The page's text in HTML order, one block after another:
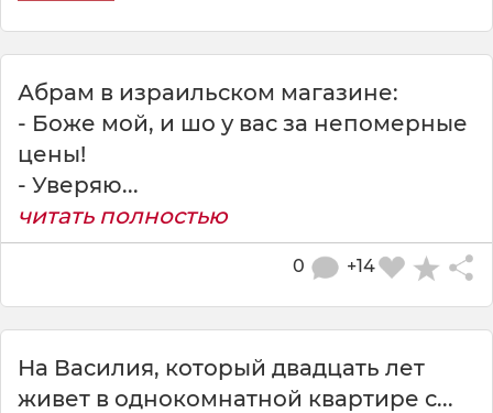
Абрам в израильском магазине:
- Боже мой, и шо у вас за непомерные
цены!
- Уверяю...
читать полностью
+14
0
На Василия, который двадцать лет
живет в однокомнатной квартире с...